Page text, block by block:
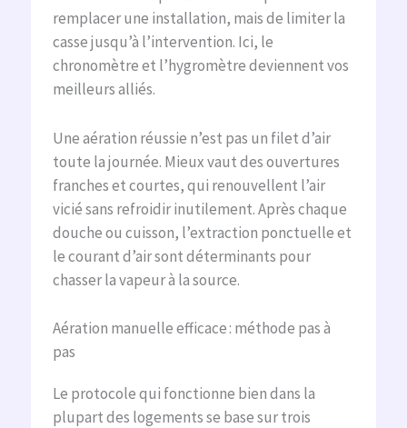
remplacer une installation, mais de limiter la
casse jusqu’à l’intervention. Ici, le
chronomètre et l’hygromètre deviennent vos
meilleurs alliés.
Une aération réussie n’est pas un filet d’air
toute la journée. Mieux vaut des ouvertures
franches et courtes, qui renouvellent l’air
vicié sans refroidir inutilement. Après chaque
douche ou cuisson, l’extraction ponctuelle et
le courant d’air sont déterminants pour
chasser la vapeur à la source.
Aération manuelle efficace : méthode pas à
pas
Le protocole qui fonctionne bien dans la
plupart des logements se base sur trois